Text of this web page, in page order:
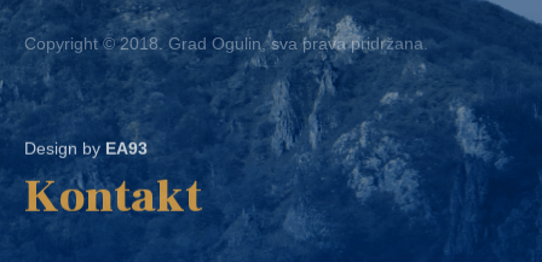
Copyright © 2018. Grad Ogulin, sva prava pridržana.
Design byEA93
Kontakt